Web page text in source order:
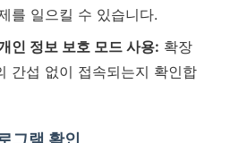
를 일으킬 수 있습니다.
인 정보 보호 모드 사용: 확장
간섭 없이 접속되는지 확인합
그램 확인